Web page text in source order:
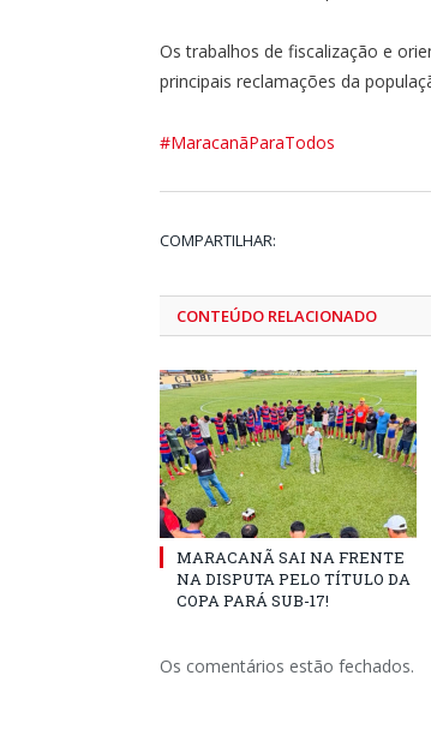
Os trabalhos de fiscalização e
principais reclamações da
#MaracanãParaTodos
COMPARTILHAR:
CONTEÚDO RELACIONADO
MARACANÃ SAI NA FRENTE
NA DISPUTA PELO TÍTULO DA
COPA PARÁ SUB-17!
Os comentários estão fechados.